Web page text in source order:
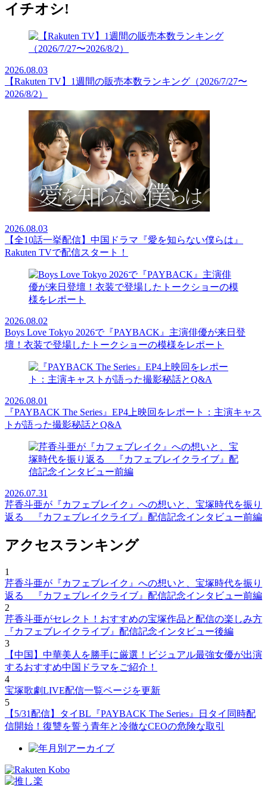
イチオシ!
2026.08.03
【Rakuten TV】1週間の販売本数ランキング（2026/7/27〜
2026/8/2）
2026.08.03
【全10話一挙配信】中国ドラマ『愛を知らない僕らは』
Rakuten TVで配信スタート！
2026.08.02
Boys Love Tokyo 2026で『PAYBACK』主演俳優が来日登
壇！衣装で登場したトークショーの模様をレポート
2026.08.01
『PAYBACK The Series』EP4上映回をレポート：主演キャス
トが語った撮影秘話とQ&A
2026.07.31
芹香斗亜が『カフェブレイク』への想いと、宝塚時代を振り
返る 『カフェブレイクライブ』配信記念インタビュー前編
アクセスランキング
1
芹香斗亜が『カフェブレイク』への想いと、宝塚時代を振り
返る 『カフェブレイクライブ』配信記念インタビュー前編
2
芹香斗亜がセレクト！おすすめの宝塚作品と配信の楽しみ方
『カフェブレイクライブ』配信記念インタビュー後編
3
【中国】中華美人を勝手に厳選！ビジュアル最強女優が出演
するおすすめ中国ドラマをご紹介！
4
宝塚歌劇LIVE配信一覧ページを更新
5
【5/31配信】タイBL『PAYBACK The Series』日タイ同時配
信開始！復讐を誓う青年と冷徹なCEOの危険な取引